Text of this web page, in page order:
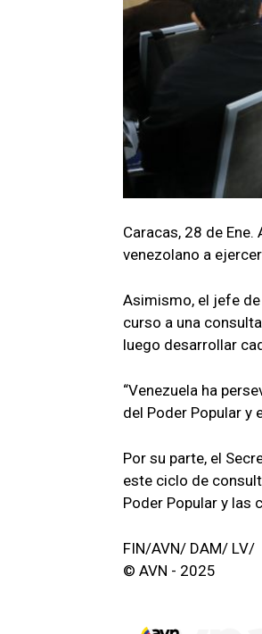
Caracas, 28 de
venezolano a
Asimismo, el jefe de
curso a una
luego desarrollar
“Venezuela ha
del Poder Popular y
Por su parte, el
este ciclo de
Poder Popular y las
FIN/AVN/ DAM/ LV/
© AVN - 2025